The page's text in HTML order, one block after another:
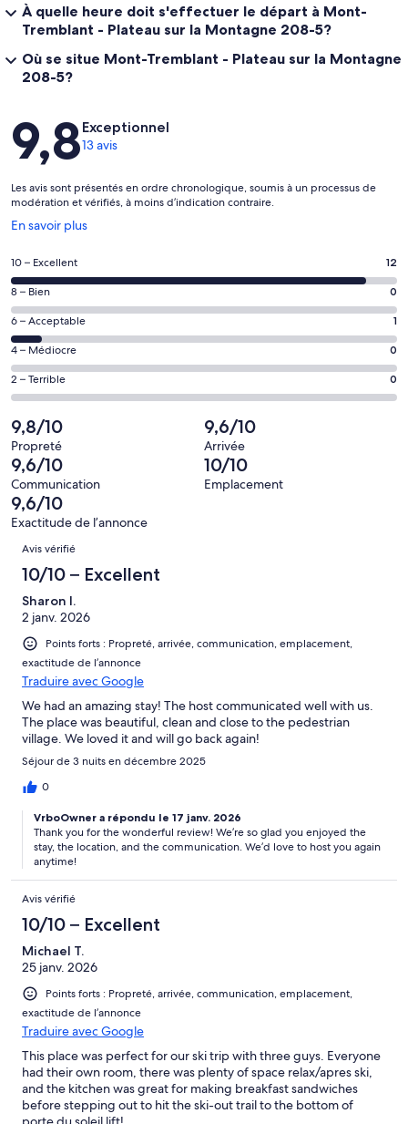
À quelle heure doit s'effectuer le départ à Mont-
Tremblant - Plateau sur la Montagne 208-5?
Où se situe Mont-Tremblant - Plateau sur la Montagne
208-5?
Avis
9,8Exceptionnel
13 avis
Les avis sont présentés en ordre chronologique, soumis à un processus de
modération et vérifiés, à moins d’indication contraire.
En savoir plus
S’ouvre
une
nouvelle
fenêtre
Note
de 10
–
Excellent,
d’après
12 avis
sur 13.
10 – Excellent 12
Note
de 8
–
Bien,
d’après
0 avis
8 – Bien 0
Note
de 6
–
Acceptable,
d’après
1 avis
sur 13.
6 – Acceptable 1
Note
de 4
–
d’après
0 avis
sur 13.
4 – Médiocre 0
Note
de 2
–
Terrible,
d’après
0 avis
sur 13.
2 – Terrible 0
9,8/10
Propreté
9,6/10
Arrivée
9,6/10
Communication
10/10
Emplacement
9,6/10
Exactitude de l’annonce
Avis
Avis vérifié
10/10 – Excellent
Sharon I.
2 janv. 2026
Points forts : Propreté, arrivée, communication, emplacement,
exactitude de l’annonce
Traduire avec Google
We had an amazing stay! The host communicated well with us.
The place was beautiful, clean and close to the pedestrian
village. We loved it and will go back again!
Séjour de 3 nuits en décembre 2025
0
VrboOwner a répondu le 17 janv. 2026
Thank you for the wonderful review! We’re so glad you enjoyed the
stay, the location, and the communication. We’d love to host you again
anytime!
Avis vérifié
10/10 – Excellent
Michael T.
25 janv. 2026
Points forts : Propreté, arrivée, communication, emplacement,
exactitude de l’annonce
Traduire avec Google
This place was perfect for our ski trip with three guys. Everyone
had their own room, there was plenty of space relax/apres ski,
and the kitchen was great for making breakfast sandwiches
before stepping out to hit the ski-out trail to the bottom of